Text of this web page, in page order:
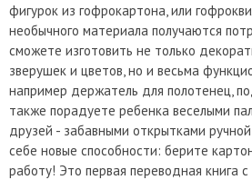
фигурок из гофрокартона, или
необычного материала получаются
сможете изготовить не только
зверушек и цветов, но и весьма
например держатель для полотенец,
также порадуете ребенка веселыми
друзей - забавными открытками
себе новые способности: берите
работу! Это первая переводная книга с